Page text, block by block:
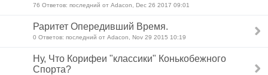
76 Ответов: последний от Adacon, Dec 26 2017 09:01
Раритет Опередивший Время.
0 Ответов: последний от Adacon, Nov 29 2015 10:19
Ну, Что Корифеи "классики" Конькобежного
Спорта?